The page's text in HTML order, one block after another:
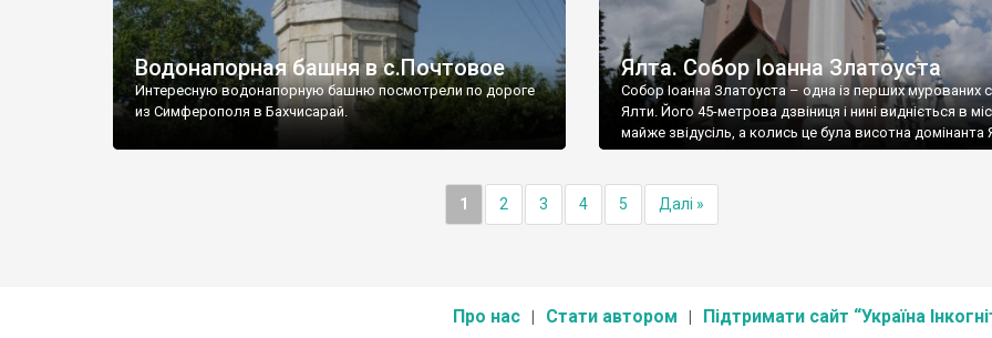
Водонапорная башня в с.Почтовое
Интересную водонапорную башню посмотрели по дороге
из Симферополя в Бахчисарай.
Ялта. Собор Іоанна Златоуста
Собор Іоанна Златоуста – одна із перших мурованих
Ялти. Його 45-метрова дзвіниця і нині видніється в
майже звідусіль, а колись це була висотна домінанта
1 2 3 4 5 Далі »
Про нас Стати автором Підтримати сайт “Україна